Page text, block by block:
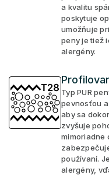
a kvalitu
poskytuje
umožňuje
peny je tiež
alergény.
Typ PUR
pevnosťou
aby sa
zvyšuje
mimoriadne
používaní.
alergény,